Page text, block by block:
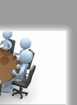
Stávám se